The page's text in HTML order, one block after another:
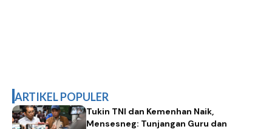
ARTIKEL POPULER
Tukin TNI dan Kemenhan Naik,
Mensesneg: Tunjangan Guru dan